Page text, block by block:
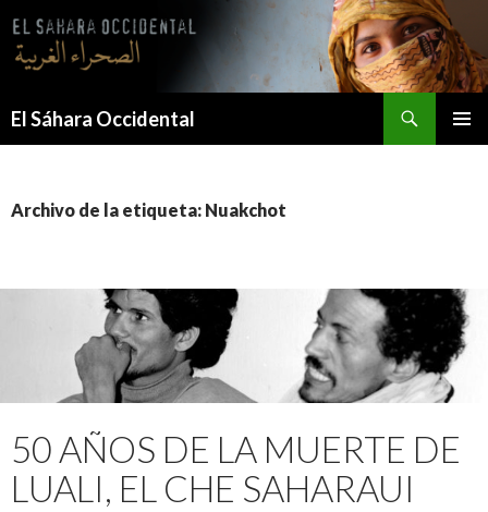
contenido
El Sáhara Occidental
Archivo de la etiqueta: Nuakchot
50 AÑOS DE LA MUERTE DE
LUALI, EL CHE SAHARAUI